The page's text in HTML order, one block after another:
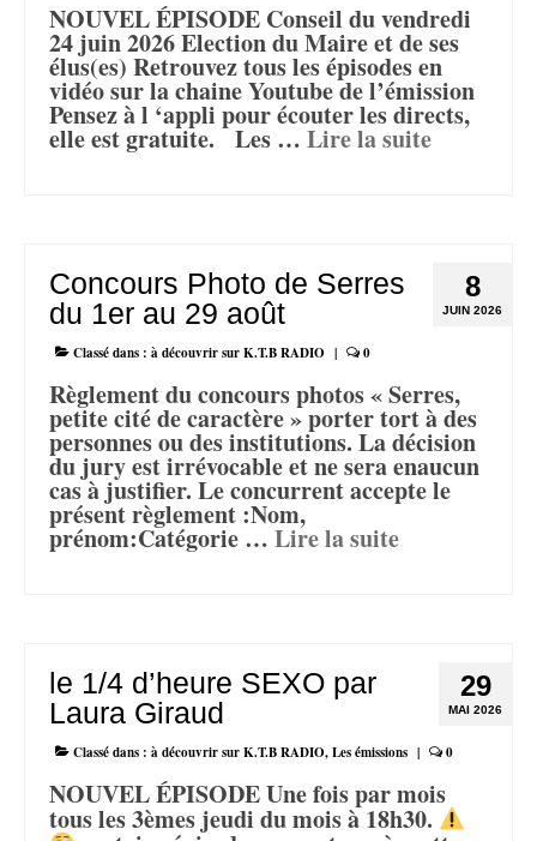
NOUVEL ÉPISODE Conseil du vendredi
24 juin 2026 Election du Maire et de ses
élus(es) Retrouvez tous les épisodes en
vidéo sur la chaine Youtube de l’émission
Pensez à l ‘appli pour écouter les directs,
elle est gratuite. Les … Lire la suite­­
8
JUIN 2026
Concours Photo de Serres
du 1er au 29 août
Classé dans : à découvrir sur K.T.B RADIO | 0
Règlement du concours photos « Serres,
petite cité de caractère » porter tort à des
personnes ou des institutions. La décision
du jury est irrévocable et ne sera enaucun
cas à justifier. Le concurrent accepte le
présent règlement :Nom,
prénom:Catégorie … Lire la suite­­
29
MAI 2026
le 1/4 d’heure SEXO par
Laura Giraud
Classé dans : à découvrir sur K.T.B RADIO,Les émissions | 0
NOUVEL ÉPISODE Une fois par mois
tous les 3èmes jeudi du mois à 18h30.